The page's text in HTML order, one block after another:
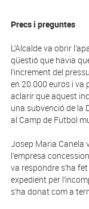
Precs i preguntes
L’Alcalde va obrir
qüestió que havia
l’increment del
en 20.000 euros i va
aclarir que aquest
una subvenció de la
al Camp de Futbol
Josep Maria Canela
l’empresa
va respondre s’ha
expedient per
s’ha donat com a